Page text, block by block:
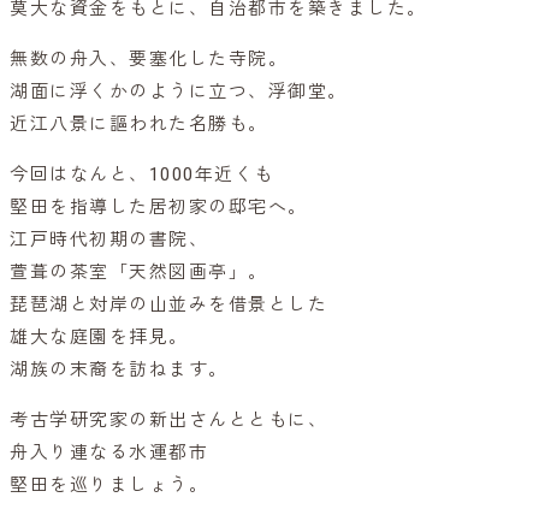
莫大な資金をもとに、自治都市を築きました。
無数の舟入、要塞化した寺院。
湖面に浮くかのように立つ、浮御堂。
近江八景に謳われた名勝も。
今回はなんと、1000年近くも
堅田を指導した居初家の邸宅へ。
江戸時代初期の書院、
萱葺の茶室「天然図画亭」。
琵琶湖と対岸の山並みを借景とした
雄大な庭園を拝見。
湖族の末裔を訪ねます。
考古学研究家の新出さんとともに、
舟入り連なる水運都市
堅田を巡りましょう。